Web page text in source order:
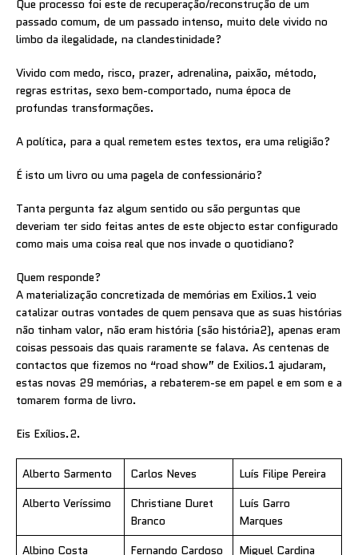
Que processo foi este de recuperação/reconstrução de um
passado comum, de um passado intenso, muito dele vivido no
limbo da ilegalidade, na clandestinidade?
Vivido com medo, risco, prazer, adrenalina, paixão, método,
regras estritas, sexo bem-comportado, numa época de
profundas transformações.
A política, para a qual remetem estes textos, era uma religião?
É isto um livro ou uma pagela de confessionário?
Tanta pergunta faz algum sentido ou são perguntas que
deveriam ter sido feitas antes de este objecto estar configurado
como mais uma coisa real que nos invade o quotidiano?
Quem responde?
A materialização concretizada de memórias em Exilios.1 veio
catalizar outras vontades de quem pensava que as suas histórias
não tinham valor, não eram história (são história2), apenas eram
coisas pessoais das quais raramente se falava. As centenas de
contactos que fizemos no “road show” de Exilios.1 ajudaram,
estas novas 29 memórias, a rebaterem-se em papel e em som e a
tomarem forma de livro.
Eis Exílios.2.
Alberto Sarmento Carlos Neves
Luís Filipe Pereira
Alberto Veríssimo
Christiane Duret
Branco
Luís Garro
Marques
Albino Costa
Fernando Cardoso Miguel Cardina